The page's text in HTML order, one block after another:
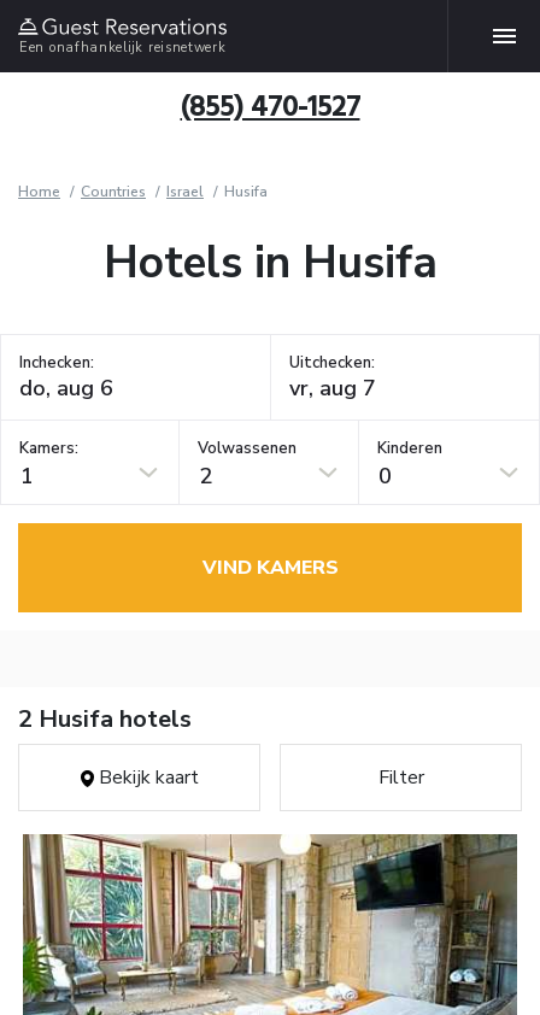
Een onafhankelijk reisnetwerk
(855) 470-1527
Home Countries Israel Husifa
Hotels in Husifa
Inchecken: Uitchecken:
Kamers:
1
Volwassenen
2
Kinderen
0
VIND KAMERS
2 Husifa hotels
Bekijk kaart Filter